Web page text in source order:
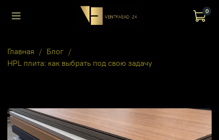
0
Главная
Блог
HPL плита: как выбрать под свою задачу